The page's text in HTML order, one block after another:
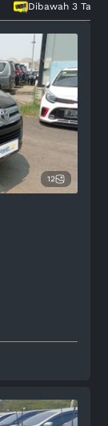
Dibawah 3 Tahun
12